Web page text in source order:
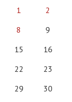
1
2
8
9
15
16
22
23
29
30